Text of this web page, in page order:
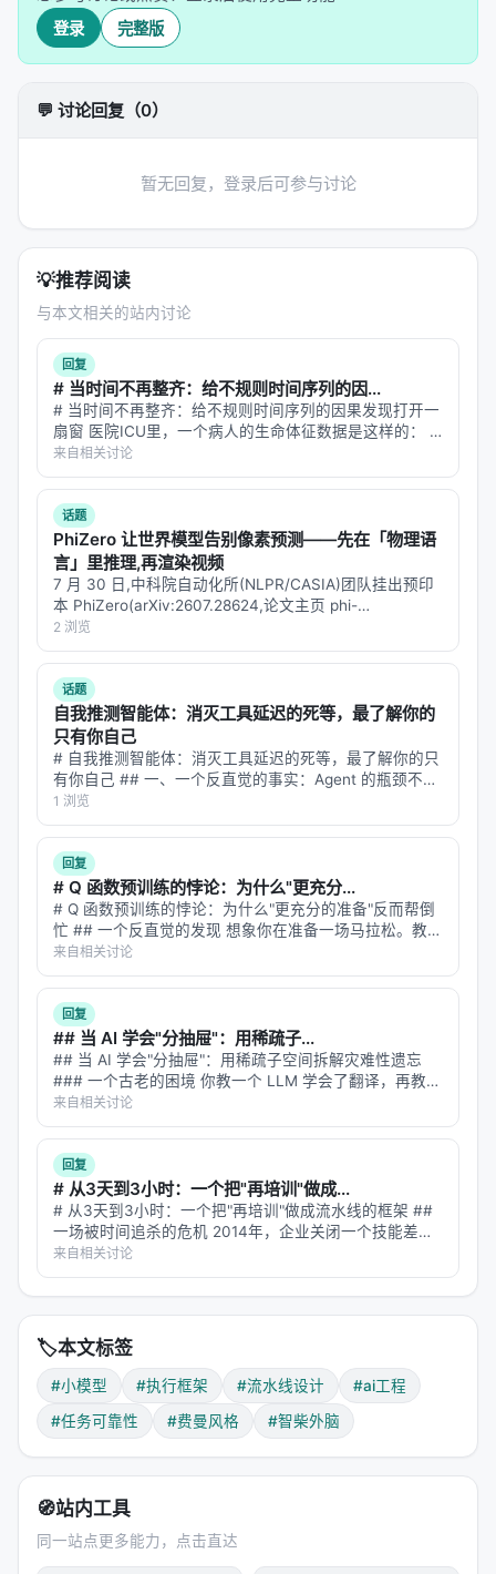
半吊子的框架比没有框架更糟糕。 要么不做，要做就
做完整——四阶段的完整流水线。
一个 Gemma4 2B 加上四阶段流水线，在 21 个任务
容可验证）的成功率是 100%。Bare model 只有
弃了 JSON 格式。
---
第三章：为什么框架比模型大小更重要？
"脚手架崩溃"
论文提出了一个叫
的概念：当模型的输出格式要求复杂时（比如要求返
回特定结构的 JSON），缺乏外部框架支撑的模型会
在高认知负荷下放弃格式约束——直接输出自由文
本，导致整个任务的流水线断裂。
四阶段流水线通过"验证+恢复"阶段解决了这个问题：
即使模型在某一步崩溃了，框架会检测到格式错误，
自动回退，让模型重新生成。
消融实验：每一步的贡献
论文做了消融实验来衡量四个阶段的各自贡献：
规划阶段
贡献了约 24.7% 的总增益
恢复阶段也贡献了约 24.7% 的总增益
验证捕获率（VCR）= 0.625——62.5% 的错误在
验证阶段被捕获
规划 + 恢复 = 一半的增益。这说明小模型的短板不
是"不会做"，而是"不会规划做事的顺序"和"做错了不知
道怎么修"。
---
第四章：工程哲学——"模型是引擎，框架是底
盘"
这篇论文的洞见可以概括为：
>一个大模型裸跑，就像一个装了大马力引擎但没有
方向盘和刹车的车——直线加速很快，但一转弯就撞
墙。
像一个装了中等引擎但有四轮驱动、防抱死刹车和车
道保持系统的车——马力小，但稳定性高得多，最终
到达目的地的成功率也高得多。
这颠覆了 AI 领域的一个隐性假设："要更可靠，就得
更大的模型。"
这篇论文用数据说：不一定。在操作型
任务（需要多步执行、格式约束、错误恢复）中，框
架设计的优先级应该高于模型规模的扩展。
---
登录 完整版
💬 讨论回复（0）
暂无回复，登录后可参与讨论
💡推荐阅读
与本文相关的站内讨论
回复
# 当时间不再整齐：给不规则时间序列的因...
# 当时间不再整齐：给不规则时间序列的因果发现打开一
扇窗 医院ICU里，一个病人的生命体征数据是这样的： -
心率：每5分钟自动记录一次 - 血压：护士每2小时手动测
量一次 - 体温：每天4次定时测量 - 血氧：只在病情变化
时按需测量 -…
来自相关讨论
话题
PhiZero 让世界模型告别像素预测——先在「物理语
言」里推理,再渲染视频
7 月 30 日,中科院自动化所(NLPR/CASIA)团队挂出预印
本 PhiZero(arXiv:2607.28624,论文主页 phi-
zero.github.io),给「物理 AI / 世界模型 / 具身智能」这一
波研究提供了一个新…
2 浏览
话题
自我推测智能体：消灭工具延迟的死等，最了解你的
只有你自己
# 自我推测智能体：消灭工具延迟的死等，最了解你的只
有你自己 ## 一、一个反直觉的事实：Agent 的瓶颈不是
思考太慢 想象你在用 ChatGPT 做一个复杂任务——比
如"查一下 2026 年中国 GDP 前十的城市，对比它们的常
住人口…
1 浏览
回复
# Q 函数预训练的悖论：为什么"更充分...
# Q 函数预训练的悖论：为什么"更充分的准备"反而帮倒
忙 ## 一个反直觉的发现 想象你在准备一场马拉松。教练
说："比赛前先跑 10 次半马作为热身。"你照做了。但比
赛当天，你的成绩反而比那些没做半马热身的人差。 这
听起来荒谬，但 20…
来自相关讨论
回复
## 当 AI 学会"分抽屉"：用稀疏子...
## 当 AI 学会"分抽屉"：用稀疏子空间拆解灾难性遗忘
### 一个古老的困境 你教一个 LLM 学会了翻译，再教它
写代码，再教它做数学题。等你回来考它翻译，发现它已
经把翻译能力忘得七七八八——这就是**灾难性遗忘**，
持续学习领域的…
来自相关讨论
回复
# 从3天到3小时：一个把"再培训"做成...
# 从3天到3小时：一个把"再培训"做成流水线的框架 ##
一场被时间追杀的危机 2014年，企业关闭一个技能差距
平均要3天。2018年，36天。 这不是培训行业变懒了，
而是技能本身变贵了——技术技能的半衰期只剩两年半。
等一个传统课程走完…
来自相关讨论
🏷️本文标签
#小模型 #执行框架 #流水线设计
#ai工程
#任务可靠性
#费曼风格 #智柴外脑
🧭站内工具
同一站点更多能力，点击直达